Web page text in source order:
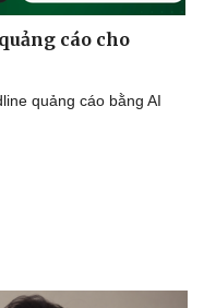
cáo cho
quảng cáo bằng AI